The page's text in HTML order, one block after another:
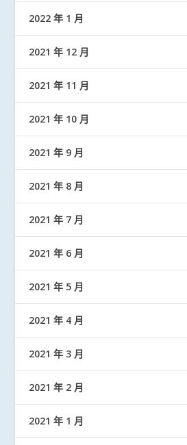
2022 年 1 月
2021 年 12 月
2021 年 11 月
2021 年 10 月
2021 年 9 月
2021 年 8 月
2021 年 7 月
2021 年 6 月
2021 年 5 月
2021 年 4 月
2021 年 3 月
2021 年 2 月
2021 年 1 月